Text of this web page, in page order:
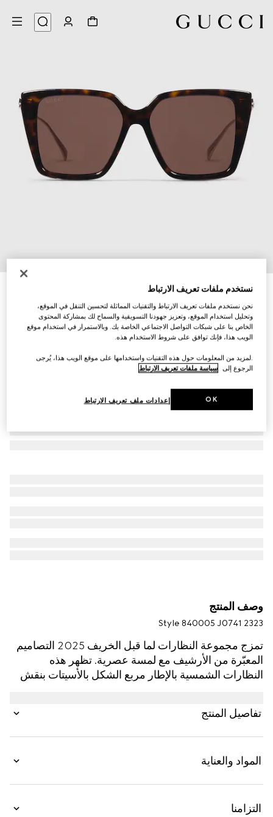
نظارات شمسية بإطار مربع
تنويعاتنقش صدفة ظهر السلحفاة باللون البني الداكن
وصف المنتج
Style ‎840005 J0741 2323
تمزج مجموعة النظارات لما قبل الخريف 2025 التصاميم
المعبّرة من الأرشيف مع لمسة عصرية. تظهر هذه
النظارات الشمسية بالإطار مربع الشكل بالأسيتات بنقش
وشعار G متشابك مقصوص.
تفاصيل المنتج
المواد والعناية
التزامنا
نستخدم ملفات تعريف الارتباط
نحن نستخدم ملفات تعريف الارتباط والتقنيات المماثلة لتحسين التنقل في الموقع،
وتحليل استخدام الموقع، وتعزيز جهودنا التسويقية والسماح لك بمشاركة المحتوى
الخاص بنا على شبكات التواصل الاجتماعي الخاصة بك. وبالاستمرار في استخدام موقع
الويب هذا، فإنك توافق على شروط الاستخدام هذه.
.لمزيد من المعلومات حول هذه التقنيات واستخدامها على موقع الويب هذا، يُرجى
الرجوع إلى سياسة ملفات تعريف الارتباط
إعدادات ملف تعريف الارتباط OK